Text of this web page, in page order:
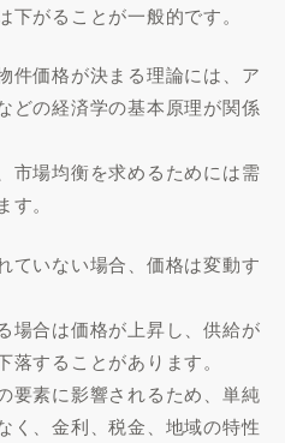
がることが一般的です。
件価格が決まる理論には、ア
どの経済学の基本原理が関係
市場均衡を求めるためには需
。
ていない場合、価格は変動す
場合は価格が上昇し、供給が
することがあります。
要素に影響されるため、単純
く、金利、税金、地域の特性